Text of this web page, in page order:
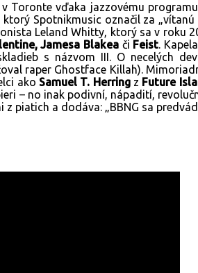
Toronte vďaka jazzovému
ktorý Spotnikmusic označil za
Leland Whitty, ktorý sa v roku
Jamesa Blakea či Feist.
s názvom III. O necelých
raper Ghostface Killah).
ako Samuel T. Herringz Future
– no inak podivní, nápadití,
piatich a dodáva: „BBNG sa